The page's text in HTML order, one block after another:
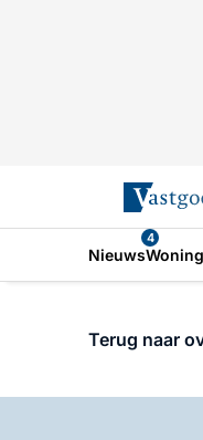
Nieuws
4
Terug naar